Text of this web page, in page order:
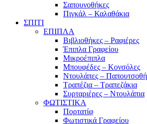
Σαπουνοθήκες
Πιγκάλ – Καλαθάκια
ΣΠΙΤΙ
ΕΠΙΠΛΑ
Βιβλιοθήκες – Ραφιέρες
Έπιπλα Γραφείου
Μικροέπιπλα
Μπουφέδες – Κονσόλες
Ντουλάπες –
Τραπέζια – Τραπεζάκια
Συρταριέρες – Ντουλάπια
ΦΩΤΙΣΤΙΚΑ
Πορτατίφ
Φωτιστικά Γραφείου